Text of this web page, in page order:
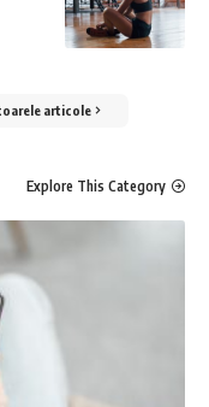
articole
Explore This Category